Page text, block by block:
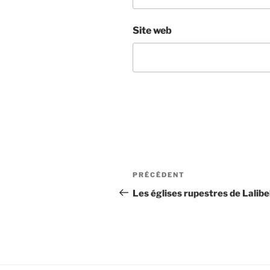
Site web
Navigation
de
Article
précédent
PRÉCÉDENT
Les églises rupestres de